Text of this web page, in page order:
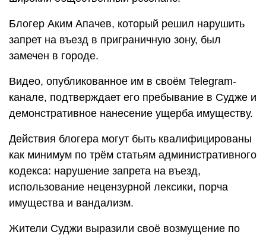
Блогер Аким Апачев, который решил нарушить
запрет на въезд в приграничную зону, был
замечен в городе.
Видео, опубликованное им в своём Telegram-
канале, подтверждает его пребывание в Судже и
демонстративное нанесение ущерба имуществу.
Действия блогера могут быть квалифицированы
как минимум по трём статьям административного
кодекса: нарушение запрета на въезд,
использование нецензурной лексики, порча
имущества и вандализм.
Жители Суджи выразили своё возмущение по